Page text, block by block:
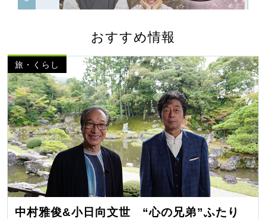
おすすめ情報
旅・くらし
中村雅俊&小日向文世 “心の兄弟”ふたり